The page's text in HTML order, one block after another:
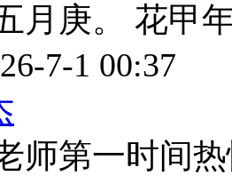
月庚。 花甲
7-1 00:37
师第一时间